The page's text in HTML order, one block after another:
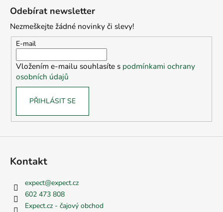
Odebírat newsletter
Nezmeškejte žádné novinky či slevy!
E-mail
Vložením e-mailu souhlasíte s podmínkami ochrany
osobních údajů
PŘIHLÁSIT SE
Kontakt
expect@expect.cz
602 473 808
Expect.cz - čajový obchod